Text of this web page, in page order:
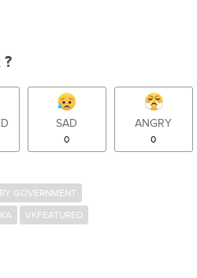
SAD
0
ANGRY
0
GOVERNMENT
VKFEATURED